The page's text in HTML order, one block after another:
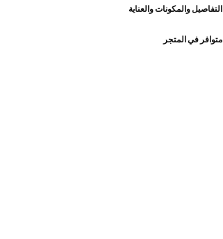
بإضافة اختبارات جديدة للمتانة إلى ملابسنا. مصممة بعناية
كلاسيكي
التفاصيل والمكونات والعناية
متوافر في المتجر